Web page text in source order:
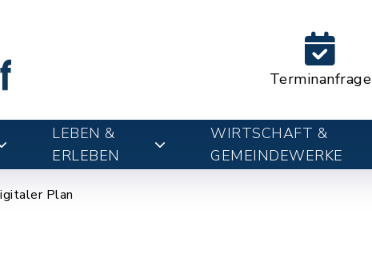
Terminanfrage
LEBEN &
ERLEBEN
WIRTSCHAFT &
GEMEINDEWERKE
Plan